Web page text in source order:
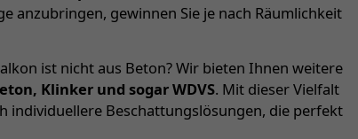
anzubringen, gewinnen Sie je nach Räumlichkeit
ist nicht aus Beton? Wir bieten Ihnen weitere
Klinker und sogar WDVS. Mit dieser Vielfalt
individuellere Beschattungslösungen, die perfekt